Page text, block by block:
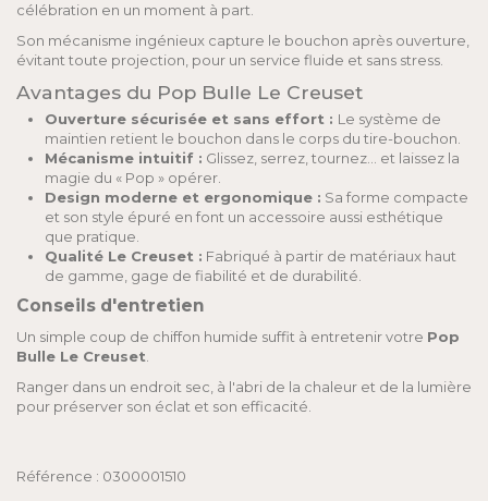
célébration en un moment à part.
Son mécanisme ingénieux capture le bouchon après ouverture,
évitant toute projection, pour un service fluide et sans stress.
Avantages du Pop Bulle Le Creuset
Ouverture sécurisée et sans effort : Le système de
maintien retient le bouchon dans le corps du tire-bouchon.
Mécanisme intuitif : Glissez, serrez, tournez… et laissez la
magie du « Pop » opérer.
Design moderne et ergonomique : Sa forme compacte
et son style épuré en font un accessoire aussi esthétique
que pratique.
Qualité Le Creuset : Fabriqué à partir de matériaux haut
de gamme, gage de fiabilité et de durabilité.
Conseils d'entretien
Un simple coup de chiffon humide suffit à entretenir votre Pop
Bulle Le Creuset
Ranger dans un endroit sec, à l'abri de la chaleur et de la lumière
pour préserver son éclat et son efficacité.
Référence : 0300001510